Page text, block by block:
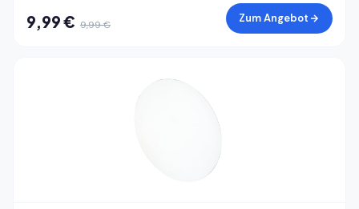
9,99 € 9,99 € Zum Angebot